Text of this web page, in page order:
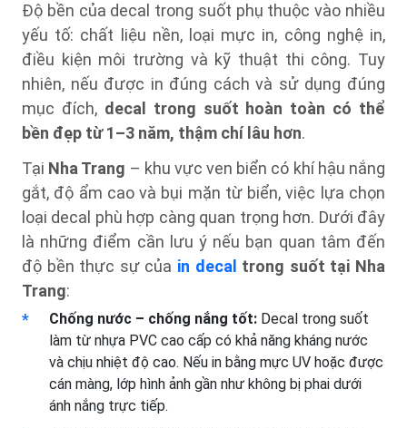
Độ bền của decal trong suốt phụ thuộc vào nhiều
yếu tố: chất liệu nền, loại mực in, công nghệ in,
điều kiện môi trường và kỹ thuật thi công. Tuy
nhiên, nếu được in đúng cách và sử dụng đúng
mục đích, decal trong suốt hoàn toàn có thể
bền đẹp từ 1–3 năm, thậm chí lâu hơn.
Tại Nha Trang – khu vực ven biển có khí hậu nắng
gắt, độ ẩm cao và bụi mặn từ biển, việc lựa chọn
loại decal phù hợp càng quan trọng hơn. Dưới đây
là những điểm cần lưu ý nếu bạn quan tâm đến
độ bền thực sự của in decal trong suốt tại Nha
Trang:
Chống nước – chống nắng tốt: Decal trong suốt
làm từ nhựa PVC cao cấp có khả năng kháng nước
và chịu nhiệt độ cao. Nếu in bằng mực UV hoặc được
cán màng, lớp hình ảnh gần như không bị phai dưới
ánh nắng trực tiếp.